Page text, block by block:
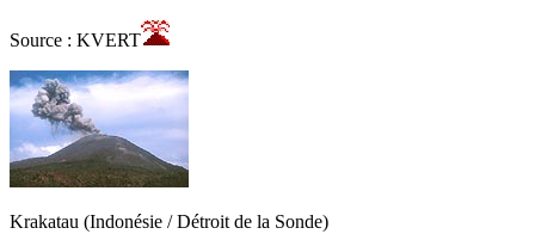
Source : KVERT
Krakatau (Indonésie / Détroit de la Sonde)